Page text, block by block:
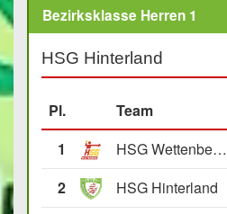
Bezirksklasse Herren 1
HSG Hinterland
Pl. Team
1
HSG Wettenberg III
2
HSG Hinterland